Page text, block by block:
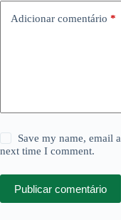
Adicionar comentário *
Save my name, email
next time I comment.
Publicar comentário